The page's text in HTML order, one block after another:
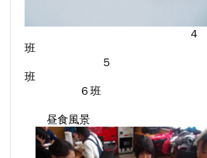
４
５
６班
昼食風景